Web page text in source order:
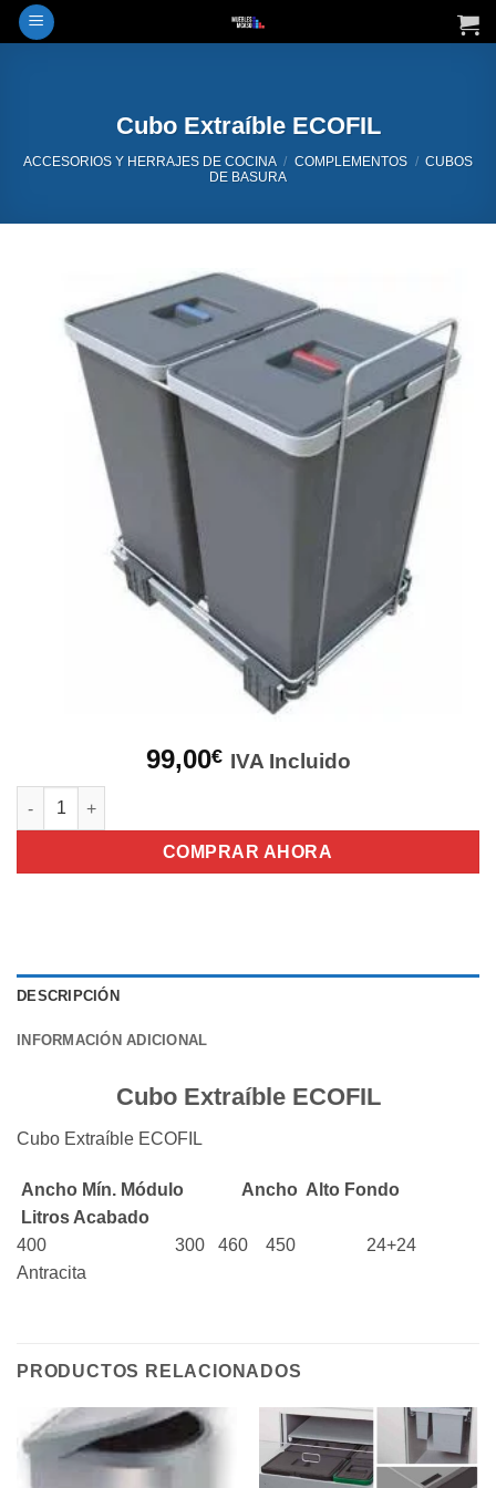
Saltar
al
Cubo Extraíble ECOFIL
ACCESORIOS Y HERRAJES DE COCINA / COMPLEMENTOS / CUBOS
DE BASURA
99,00€ IVA Incluido
Cubo Extraíble ECOFIL cantidad
COMPRAR AHORA
DESCRIPCIÓN
INFORMACIÓN ADICIONAL
Cubo Extraíble ECOFIL
Cubo Extraíble ECOFIL
Ancho Mín. Módulo Ancho Alto Fondo
Litros Acabado
400 300 460 450 24+24
Antracita
PRODUCTOS RELACIONADOS